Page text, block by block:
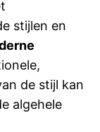
stijlen en
de stijl kan
algehele